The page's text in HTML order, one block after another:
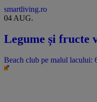
smartliving.ro
04 AUG.
Legume și fructe
Beach club pe malul lacului: